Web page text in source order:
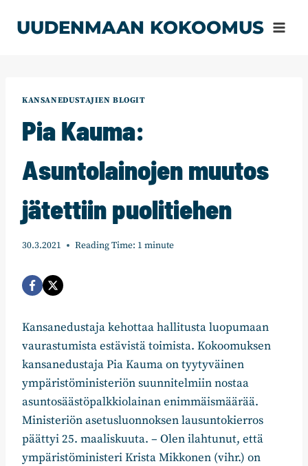
sisältöön
UUDENMAAN KOKOOMUS
KANSANEDUSTAJIEN BLOGIT
Pia Kauma:
Asuntolainojen muutos
jätettiin puolitiehen
30.3.2021 Reading Time: 1 minute
Kansanedustaja kehottaa hallitusta luopumaan
vaurastumista estävistä toimista. Kokoomuksen
kansanedustaja Pia Kauma on tyytyväinen
ympäristöministeriön suunnitelmiin nostaa
asuntosäästöpalkkiolainan enimmäismäärää.
Ministeriön asetusluonnoksen lausuntokierros
päättyi 25. maaliskuuta. – Olen ilahtunut, että
ympäristöministeri Krista Mikkonen (vihr.) on